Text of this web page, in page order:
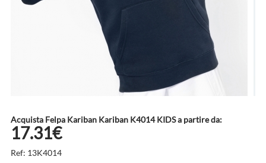
Acquista Felpa Kariban Kariban K4014 KIDS a partire da:
17.31€
Ref: 13K4014